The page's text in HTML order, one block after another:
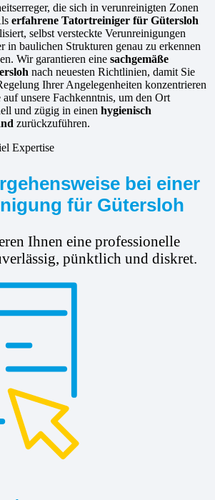
die sich in verunreinigten Zonen
erfahrene Tatortreiniger für Gütersloh
selbst versteckte Verunreinigungen
in baulichen Strukturen genau zu erkennen
Wir garantieren eine sachgemäße
nach neuesten Richtlinien, damit Sie
Ihrer Angelegenheiten konzentrieren
unsere Fachkenntnis, um den Ort
und zügig in einen hygienisch
zurückzuführen.
bei einer
für Gütersloh
Ihnen eine professionelle
pünktlich und diskret.